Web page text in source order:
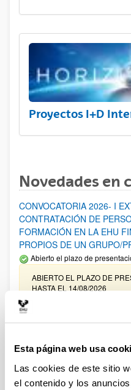
Esta página web usa
Las cookies de este sitio
el contenido y los
Proyectos I+D
Novedades en
CONVOCATORIA 2026- I
CONTRATACIÓN DE
FORMACIÓN EN LA EHU
PROPIOS DE UN GRUPO/
Abierto el plazo de
ABIERTO EL PLAZO DE
HASTA EL 14/08/2026
Ayudas para financiación de
UPV/EHU 2026
Trámite abierto
25/03/2026: Corrección de
solicitudes admitidas y